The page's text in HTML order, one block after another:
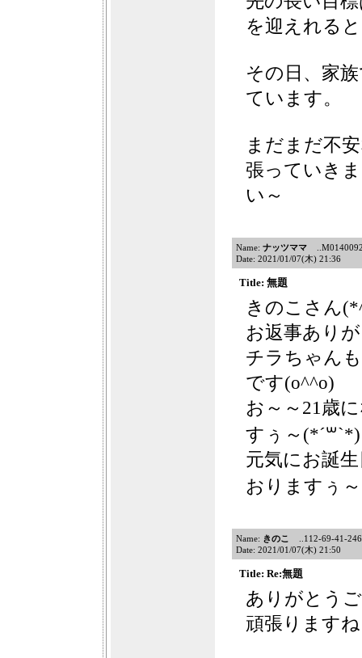
を迎えれる
その日、家
ています。
まだまだ不
張っていき
い～
Name: ナッツママ
Date: 2021/01/07(木) 21:36
Title: 無題
きのこさん
お返事あり
チラちゃん
です(o^^o)
お～～21歳
すぅ～(*´꒳`*)
元気にお誕
おりますぅ
Name: きのこ
..112-69-41-
Date: 2021/01/07(木) 21:50
Title: Re:無題
ありがとう
頑張ります